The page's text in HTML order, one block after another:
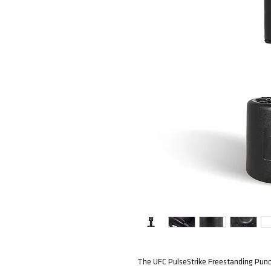
The UFC PulseStrike Freestanding